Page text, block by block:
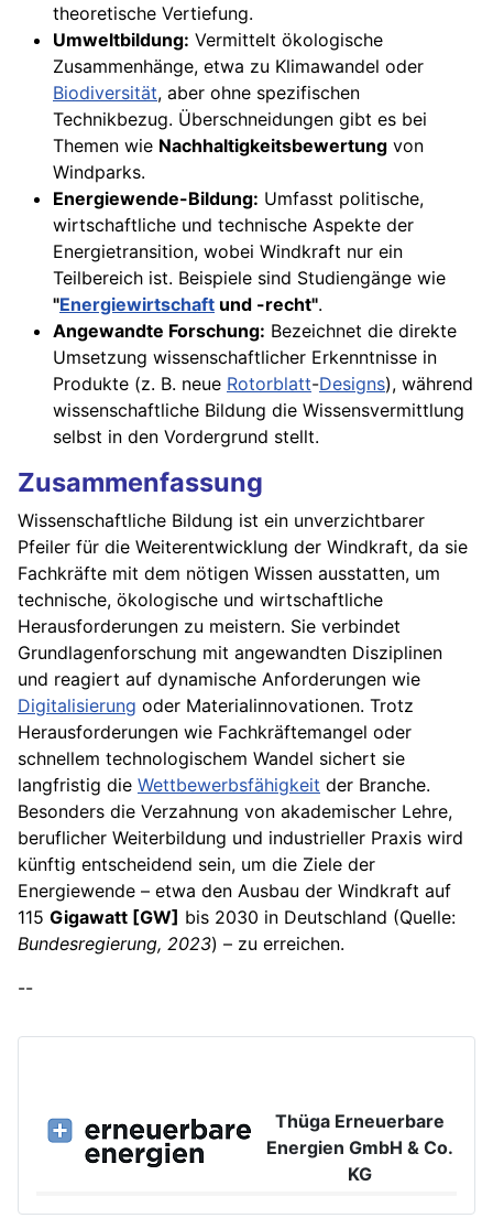
theoretische Vertiefung.
Umweltbildung: Vermittelt ökologische
Zusammenhänge, etwa zu Klimawandel oder
Biodiversität, aber ohne spezifischen
Technikbezug. Überschneidungen gibt es bei
Themen wie Nachhaltigkeitsbewertung von
Windparks.
Energiewende-Bildung: Umfasst politische,
wirtschaftliche und technische Aspekte der
Energietransition, wobei Windkraft nur ein
Teilbereich ist. Beispiele sind Studiengänge wie
"Energiewirtschaft und -recht".
Angewandte Forschung: Bezeichnet die direkte
Umsetzung wissenschaftlicher Erkenntnisse in
Produkte (z. B. neue Rotorblatt-Designs), während
wissenschaftliche Bildung die Wissensvermittlung
selbst in den Vordergrund stellt.
Zusammenfassung
Wissenschaftliche Bildung ist ein unverzichtbarer
Pfeiler für die Weiterentwicklung der Windkraft, da sie
Fachkräfte mit dem nötigen Wissen ausstatten, um
technische, ökologische und wirtschaftliche
Herausforderungen zu meistern. Sie verbindet
Grundlagenforschung mit angewandten Disziplinen
und reagiert auf dynamische Anforderungen wie
Digitalisierung oder Materialinnovationen. Trotz
Herausforderungen wie Fachkräftemangel oder
schnellem technologischem Wandel sichert sie
langfristig die Wettbewerbsfähigkeit der Branche.
Besonders die Verzahnung von akademischer Lehre,
beruflicher Weiterbildung und industrieller Praxis wird
künftig entscheidend sein, um die Ziele der
Energiewende – etwa den Ausbau der Windkraft auf
115 Gigawatt [GW] bis 2030 in Deutschland (Quelle:
Bundesregierung, 2023) – zu erreichen.
--
Thüga Erneuerbare
Energien GmbH & Co.
KG